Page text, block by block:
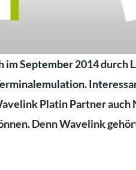
September 2014 durch
Platin Partner auch
Denn Wavelink